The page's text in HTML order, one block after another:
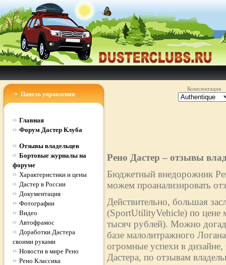
Панель управления
Главная
Форум Дастер Клуба
Отзывы владельцев
Бортовые журналы на
форуме
Характеристики и цены
Дастер в России
Документация
Фотографии
Видео
Автофрамос
Доработки Дастера
своими руками
Новости в мире Рено
Рено Классика
Комплектация
Рено Дастер – отзывы
Бюджетный внедорожник
можем проанализировать
Действительно, большая
(SportUtilityVehicle) по цене
тысяч рублей). Можно
базе малолитражного
огромные успехи в
Дастера, по отзывам